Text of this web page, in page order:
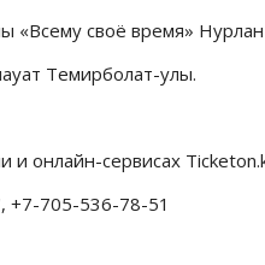
«Всему своё время»
Темирболат-улы.
и онлайн-сервисах
+7-705-536-78-51
одном городе
в разных